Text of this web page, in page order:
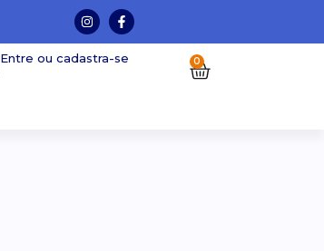
Entre ou cadastra-se 0